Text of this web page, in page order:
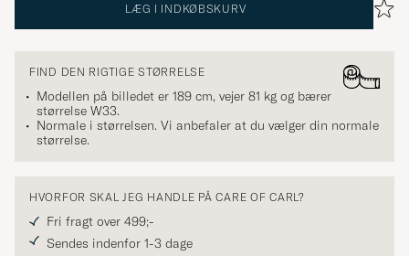
LÆG I INDKØBSKURV
FIND DEN RIGTIGE STØRRELSE
Modellen på billedet er 189 cm, vejer 81 kg og bærer
størrelse W33.
Normale i størrelsen. Vi anbefaler at du vælger din normale
størrelse.
HVORFOR SKAL JEG HANDLE PÅ CARE OF CARL?
Fri fragt over 499;-
Sendes indenfor 1-3 dage